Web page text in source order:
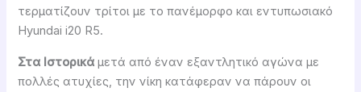
τερματίζουν τρίτοι με το πανέμορφο και εντυπωσιακό
Hyundai i20 R5.
Στα Ιστορικά μετά από έναν εξαντλητικό αγώνα με
πολλές ατυχίες, την νίκη κατάφεραν να πάρουν οι